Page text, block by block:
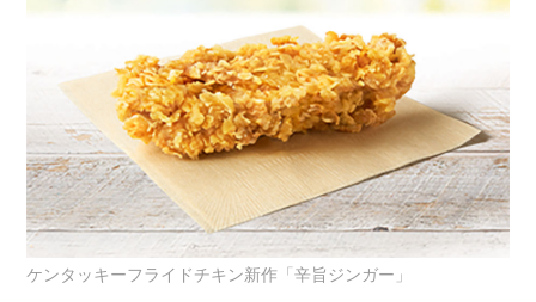
ケンタッキーフライドチキン新作「辛旨ジンガー」